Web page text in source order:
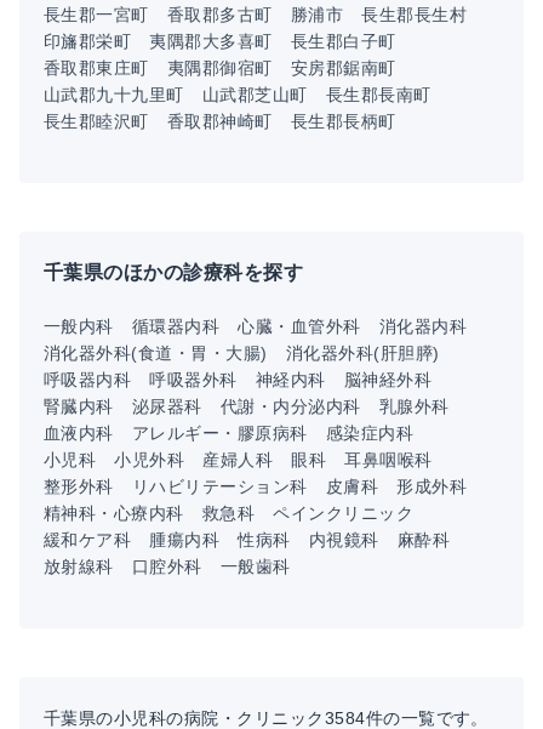
長生郡一宮町
香取郡多古町 勝浦市
長生郡長生村
印旛郡栄町
夷隅郡大多喜町
長生郡白子町
香取郡東庄町
夷隅郡御宿町
安房郡鋸南町
山武郡九十九里町
山武郡芝山町
長生郡長南町
長生郡睦沢町
香取郡神崎町 長生郡長柄町
千葉県のほかの診療科を探す
一般内科 循環器内科 心臓・血管外科
消化器内科
消化器外科(食道・胃・大腸)
消化器外科(肝胆膵)
呼吸器内科
呼吸器外科 神経内科
脳神経外科
腎臓内科
泌尿器科 代謝・内分泌内科
乳腺外科
血液内科
アレルギー・膠原病科
感染症内科
小児科
小児外科 産婦人科 眼科
耳鼻咽喉科
整形外科
リハビリテーション科 皮膚科
形成外科
精神科・心療内科
救急科
ペインクリニック
緩和ケア科
腫瘍内科 性病科 内視鏡科
麻酔科
放射線科
口腔外科 一般歯科
千葉県の小児科の病院・クリニック3584件の一覧です。